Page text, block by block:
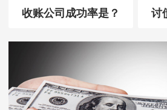
收账公司成功率是？ 讨